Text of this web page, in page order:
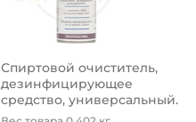
Спиртовой очиститель,
дезинфицирующее
средство, универсальный.
Артикул ...